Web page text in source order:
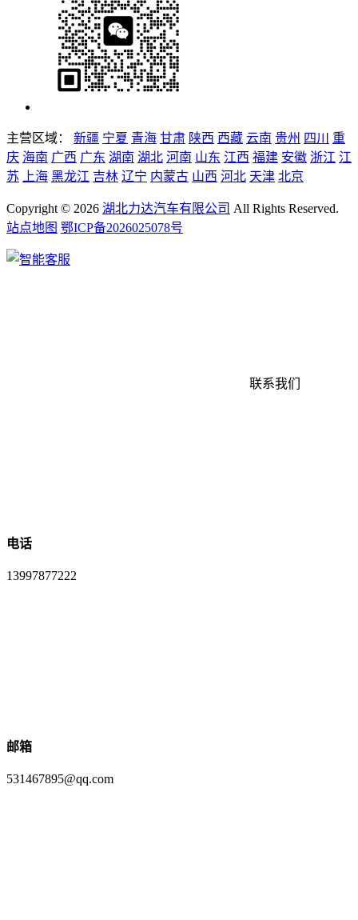
主营区域： 新疆 宁夏 青海 甘肃 陕西 西藏 云南 贵州 四川
重
庆 海南 广西 广东 湖南 湖北 河南 山东 江西 福建 安徽 浙江 江
苏
上海 黑龙江 吉林 辽宁 内蒙古 山西 河北 天津 北京
Copyright © 2026 湖北力达汽车有限公司 All Rights Reserved.
站点地图 鄂ICP备2026025078号
联系我们
电话
13997877222
邮箱
531467895@qq.com